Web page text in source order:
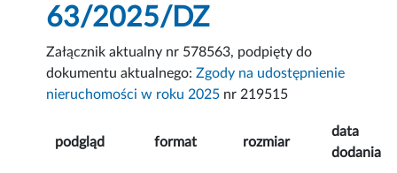
63/2025/DZ
Załącznik aktualny nr 578563, podpięty do
dokumentu aktualnego:Zgody na udostępnienie
nieruchomości w roku 2025 nr 219515
podgląd format rozmiar
data
dodania